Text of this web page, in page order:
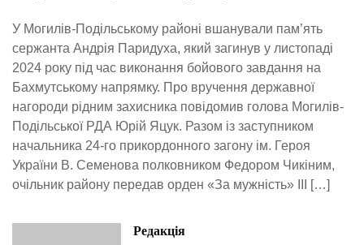
У Могилів-Подільському районі вшанували пам’ять
сержанта Андрія Паридуха, який загинув у листопаді
2024 року під час виконання бойового завдання на
Бахмутському напрямку. Про вручення державної
нагороди рідним захисника повідомив голова Могилів-
Подільської РДА Юрій Яцук. Разом із заступником
начальника 24-го прикордонного загону ім. Героя
України В. Семенова полковником Федором Чикіним,
очільник району передав орден «За мужність» III […]
Редакція